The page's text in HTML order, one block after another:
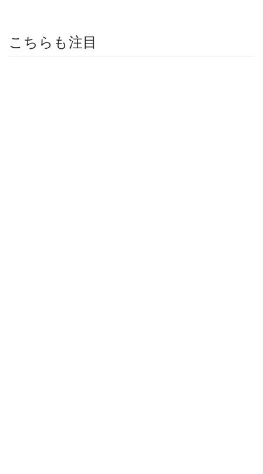
こちらも注目